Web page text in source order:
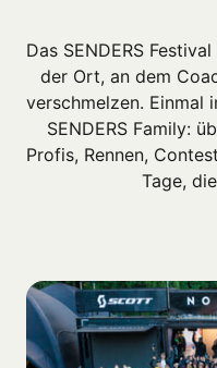
Das SENDERS
der Ort, an dem
verschmelzen.
SENDERS Family:
Profis, Rennen,
Tage,